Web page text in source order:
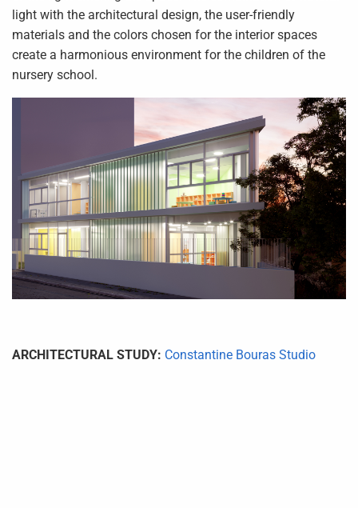
light with the architectural design, the user-friendly
materials and the colors chosen for the interior spaces
create a harmonious environment for the children of the
nursery school.
ARCHITECTURAL STUDY: Constantine Bouras Studio